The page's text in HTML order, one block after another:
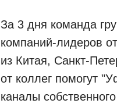
За 3 дня команда
компаний-лидеров
из Китая, Санкт-
от коллег помогут
каналы